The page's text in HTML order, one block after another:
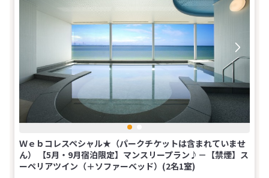
Ｗｅｂコレスペシャル★（パークチケットは含まれていませ
ん） 【5月・9月宿泊限定】マンスリープラン♪－【禁煙】ス
ーペリアツイン（＋ソファーベッド）(2名1室)